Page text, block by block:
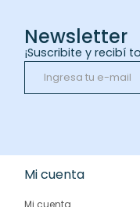
Newsletter
¡Suscribite y recibí
Mi cuenta